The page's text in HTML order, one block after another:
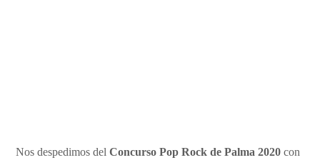
Nos despedimos delConcurso Pop Rock de Palma 2020 con